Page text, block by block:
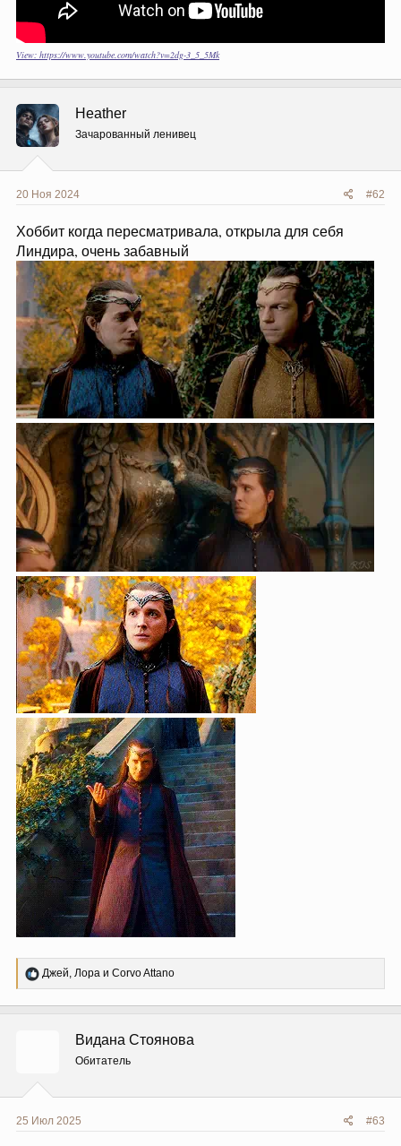
View: https://www.youtube.com/watch?v=2dg-3_5_5Mk
Heather
Зачарованный ленивец
20 Ноя 2024 #62
Хоббит когда пересматривала, открыла для себя
Линдира, очень забавный
Р
Джей Лора и Corvo Attano
Видана Стоянова
Обитатель
25 Июл 2025 #63